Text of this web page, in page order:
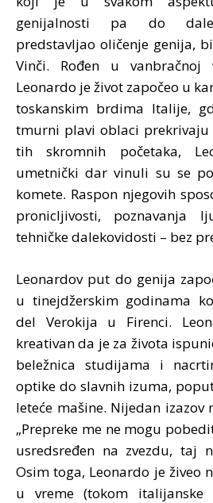
genijalnosti pa do
predstavljao oličenje genija,
Vinči. Rođen u vanbračnoj
Leonardo je život započeo u
toskanskim brdima Italije,
tmurni plavi oblaci prekrivaju
tih skromnih početaka,
umetnički dar vinuli su se
komete. Raspon njegovih
pronicljivosti, poznavanja
tehničke dalekovidosti – bez
Leonardov put do genija
u tinejdžerskim godinama
del Verokija u Firenci.
kreativan da je za života
beležnica studijama i
optike do slavnih izuma,
leteće mašine. Nijedan
„Prepreke me ne mogu
usredsređen na zvezdu, taj
Osim toga, Leonardo je živeo
u vreme (tokom italijanske